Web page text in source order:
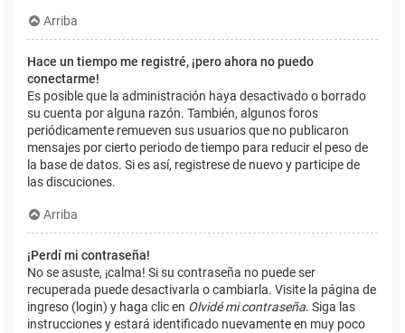
Arriba
Hace un tiempo me registré, ¡pero ahora no puedo
conectarme!
Es posible que la administración haya desactivado o borrado
su cuenta por alguna razón. También, algunos foros
periódicamente remueven sus usuarios que no publicaron
mensajes por cierto periodo de tiempo para reducir el peso de
la base de datos. Si es así, registrese de nuevo y participe de
las discuciones.
Arriba
¡Perdí mi contraseña!
No se asuste, ¡calma! Si su contraseña no puede ser
recuperada puede desactivarla o cambiarla. Visite la página de
ingreso (login) y haga clic en Olvidé mi contraseña. Siga las
instrucciones y estará identificado nuevamente en muy poco